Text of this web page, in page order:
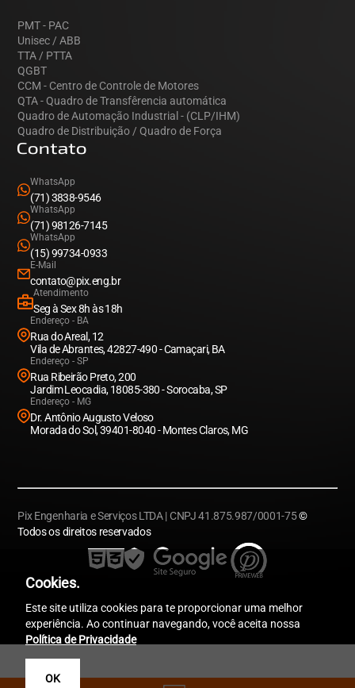
PMT - PAC
Unisec / ABB
TTA / PTTA
QGBT
CCM - Centro de Controle de Motores
QTA - Quadro de Transfêrencia automática
Quadro de Automação Industrial - (CLP/IHM)
Quadro de Distribuição / Quadro de Força
Contato
WhatsApp
(71) 3838-9546
WhatsApp
(71) 98126-7145
WhatsApp
(15) 99734-0933
E-Mail
contato@pix.eng.br
Atendimento
Seg à Sex 8h às 18h
Endereço - BA
Rua do Areal, 12
Vila de Abrantes, 42827-490 - Camaçari, BA
Endereço - SP
Rua Ribeirão Preto, 200
Jardim Leocadia, 18085-380 - Sorocaba, SP
Endereço - MG
Dr. Antônio Augusto Veloso
Morada do Sol, 39401-8040 - Montes Claros, MG
Pix Engenharia e Serviços LTDA | CNPJ 41.875.987/0001-75©
Todos os direitos reservados
Cookies.
Este site utiliza cookies para te proporcionar uma melhor
experiência. Ao continuar navegando, você aceita nossa
Política de Privacidade
OK